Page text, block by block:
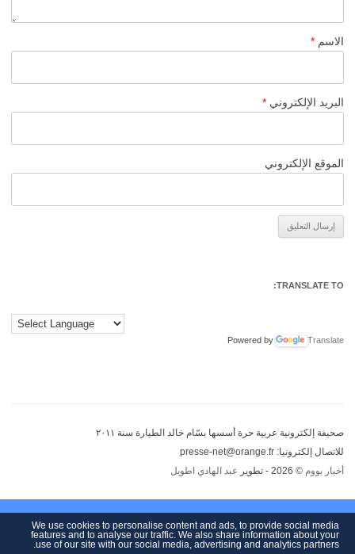
الاسم *
البريد الإلكتروني *
الموقع الإلكتروني
TRANSLATE TO:
Powered by Translate
صحيفة إلكترونية عربية حرة أسسها بسّام خالد الطيارة سنة ٢٠١١
للاتصال إلكترونيا: presse-net@orange.fr
أخبار بووم © 2026 - تطوير عبد الهادي اطويل
We use cookies to personalise content and ads, to provide social media
features and to analyse our traffic. We also share information about your
use of our site with our social media, advertising and analytics partners.